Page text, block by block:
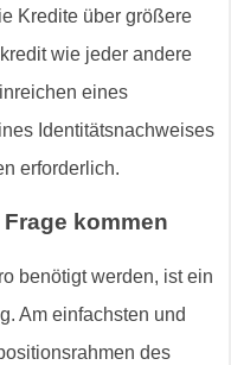
Kredite über größere
wie jeder andere
eines
Identitätsnachweises
erforderlich.
kommen
benötigt werden, ist ein
Am einfachsten und
des